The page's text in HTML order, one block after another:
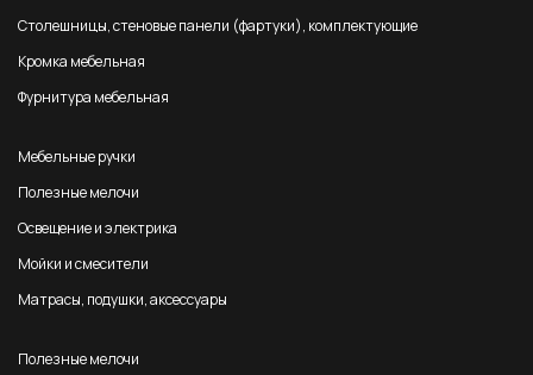
Столешницы, стеновые панели (фартуки), комплектующие
Кромка мебельная
Фурнитура мебельная
Мебельные ручки
Полезные мелочи
Освещение и электрика
Мойки и смесители
Матрасы, подушки, аксессуары
Полезные мелочи